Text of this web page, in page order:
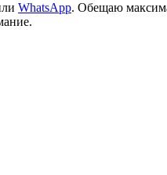
WhatsApp. Обещаю